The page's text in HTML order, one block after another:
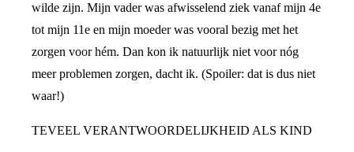
wilde zijn. Mijn vader was afwisselend ziek vanaf mijn 4e
tot mijn 11e en mijn moeder was vooral bezig met het
zorgen voor hém. Dan kon ik natuurlijk niet voor nóg
meer problemen zorgen, dacht ik. (Spoiler: dat is dus niet
waar!)
TEVEEL VERANTWOORDELIJKHEID ALS KIND